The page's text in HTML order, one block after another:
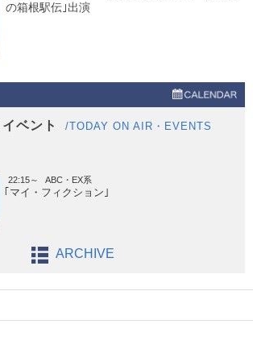
の箱根駅伝｣出演
ベント /TODAY ON AIR・EVENTS
22:15～ ABC・EX系
｢マイ・フィクション｣
ARCHIVE